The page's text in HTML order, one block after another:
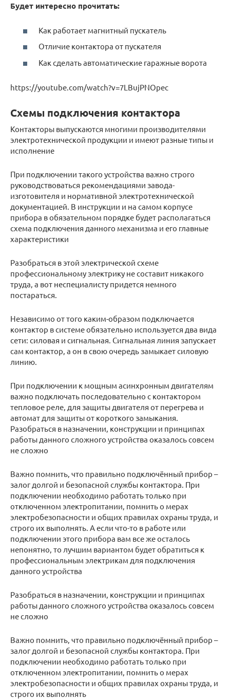
Будет интересно прочитать:
Как работает магнитный пускатель
Отличие контактора от пускателя
Как сделать автоматические гаражные ворота
https://youtube.com/watch?v=7LBujPNOpec
Схемы подключения контактора
Контакторы выпускаются многими производителями
электротехнической продукции и имеют разные типы и
исполнение
При подключении такого устройства важно строго
руководствоваться рекомендациями завода-
изготовителя и нормативной электротехнической
документацией. В инструкции и на самом корпусе
прибора в обязательном порядке будет располагаться
схема подключения данного механизма и его главные
характеристики
Разобраться в этой электрической схеме
профессиональному электрику не составит никакого
труда, а вот неспециалисту придется немного
постараться.
Независимо от того каким-образом подключается
контактор в системе обязательно используется два вида
сети: силовая и сигнальная. Сигнальная линия запускает
сам контактор, а он в свою очередь замыкает силовую
линию.
При подключении к мощным асинхронным двигателям
важно подключать последовательно с контактором
тепловое реле, для защиты двигателя от перегрева и
автомат для защиты от короткого замыкания.
Разобраться в назначении, конструкции и принципах
работы данного сложного устройства оказалось совсем
не сложно
Важно помнить, что правильно подключённый прибор –
залог долгой и безопасной службы контактора. При
подключении необходимо работать только при
отключенном электропитании, помнить о мерах
электробезопасности и общих правилах охраны труда, и
строго их выполнять. А если что-то в работе или
подключении этого прибора вам все же осталось
непонятно, то лучшим вариантом будет обратиться к
профессиональным электрикам для подключения
данного устройства
Разобраться в назначении, конструкции и принципах
работы данного сложного устройства оказалось совсем
не сложно
Важно помнить, что правильно подключённый прибор –
залог долгой и безопасной службы контактора. При
подключении необходимо работать только при
отключенном электропитании, помнить о мерах
электробезопасности и общих правилах охраны труда, и
строго их выполнять